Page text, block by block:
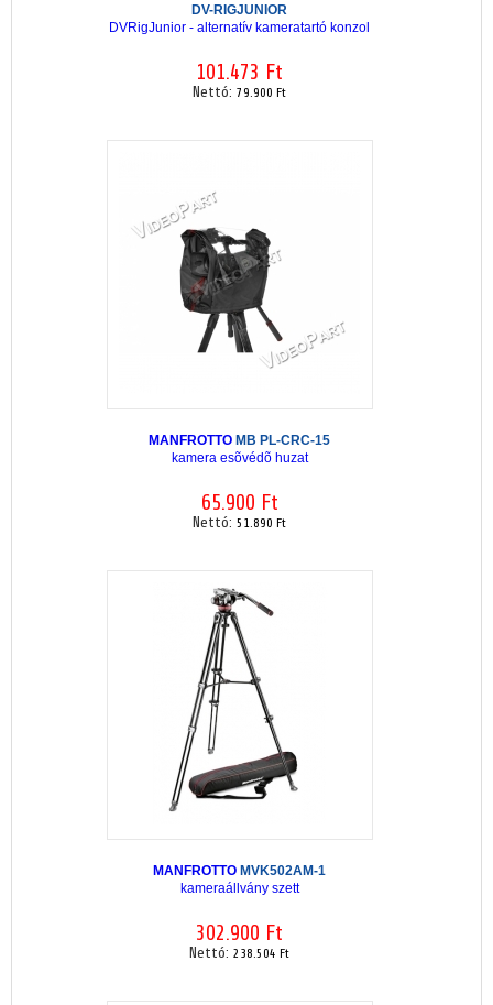
DV-RIGJUNIOR
DVRigJunior - alternatív kameratartó konzol
101.473 Ft
Nettó: 79.900 Ft
MANFROTTO MB PL-CRC-15
kamera esõvédõ huzat
65.900 Ft
Nettó: 51.890 Ft
MANFROTTO MVK502AM-1
kameraállvány szett
302.900 Ft
Nettó: 238.504 Ft